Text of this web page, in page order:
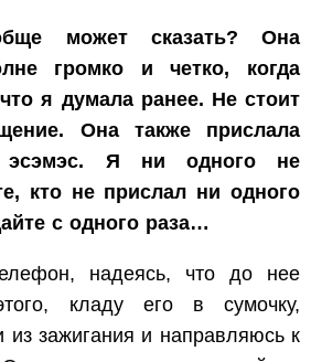
может сказать? Она
громко и четко, когда
я думала ранее. Не стоит
Она также прислала
эсэмэс. Я ни одного не
кто не прислал ни одного
с одного раза…
надеясь, что до нее
кладу его в сумочку,
из зажигания и направляюсь к